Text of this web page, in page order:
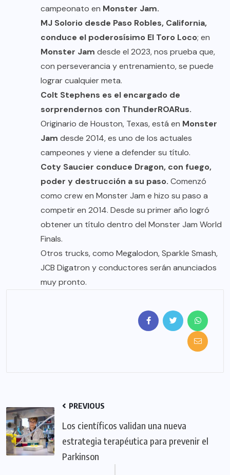
campeonato en Monster Jam.
MJ Solorio desde Paso Robles, California,
conduce el poderosísimo El Toro Loco; en
Monster Jam desde el 2023, nos prueba que,
con perseverancia y entrenamiento, se puede
lograr cualquier meta.
Colt Stephens es el encargado de
sorprendernos con ThunderROARus.
Originario de Houston, Texas, está en Monster
Jam desde 2014, es uno de los actuales
campeones y viene a defender su título.
Coty Saucier conduce Dragon, con fuego,
poder y destrucción a su paso. Comenzó
como crew en Monster Jam e hizo su paso a
competir en 2014. Desde su primer año logró
obtener un título dentro del Monster Jam World
Finals.
Otros trucks, como Megalodon, Sparkle Smash,
JCB Digatron y conductores serán anunciados
muy pronto.
PREVIOUS
Los científicos validan una nueva
estrategia terapéutica para prevenir el
Parkinson